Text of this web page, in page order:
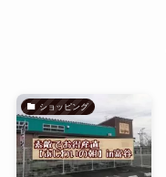
ショッピング